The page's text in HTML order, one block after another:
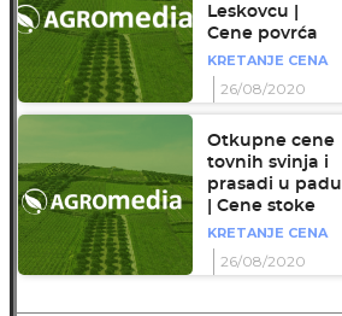
Leskovcu |
Cene povrća
KRETANJE CENA
26/08/2020
Otkupne cene
tovnih svinja i
prasadi u padu
| Cene stoke
KRETANJE CENA
26/08/2020